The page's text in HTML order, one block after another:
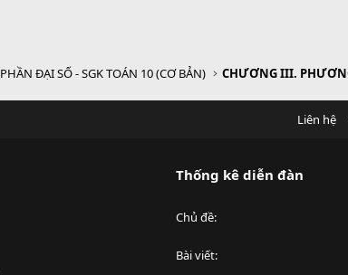
PHẦN ĐẠI SỐ - SGK TOÁN 10 (CƠ BẢN)
Liên hệ
Thống kê diễn đàn
Chủ đề
Bài viết